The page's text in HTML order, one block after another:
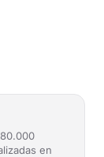
en